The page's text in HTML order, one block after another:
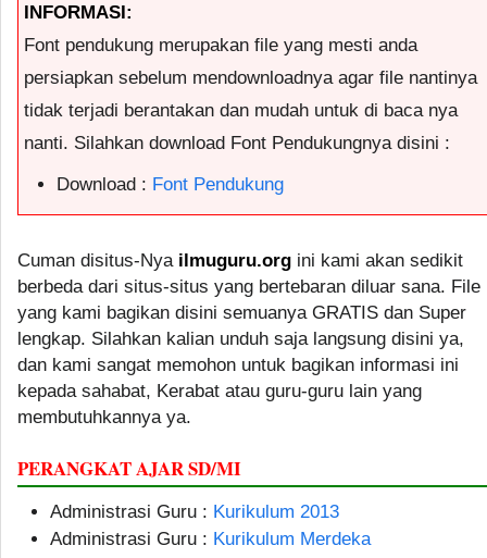
INFORMASI:
Font pendukung merupakan file yang mesti anda
persiapkan sebelum mendownloadnya agar file nantinya
tidak terjadi berantakan dan mudah untuk di baca nya
nanti. Silahkan download Font Pendukungnya disini :
Download : Font Pendukung
Cuman disitus-Nya ilmuguru.org ini kami akan sedikit
berbeda dari situs-situs yang bertebaran diluar sana. File
yang kami bagikan disini semuanya GRATIS dan Super
lengkap. Silahkan kalian unduh saja langsung disini ya,
dan kami sangat memohon untuk bagikan informasi ini
kepada sahabat, Kerabat atau guru-guru lain yang
membutuhkannya ya.
PERANGKAT AJAR SD/MI
Administrasi Guru : Kurikulum 2013
Administrasi Guru : Kurikulum Merdeka